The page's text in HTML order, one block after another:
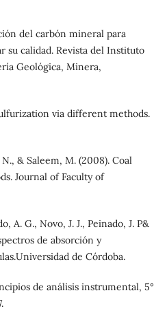
del carbón mineral para
calidad. Revista del Instituto
Geológica, Minera,
via different methods.
& Saleem, M. (2008). Coal
Journal of Faculty of
A. G., Novo, J. J., Peinado, J. P&
de absorción y
de Córdoba.
de análisis instrumental, 5°